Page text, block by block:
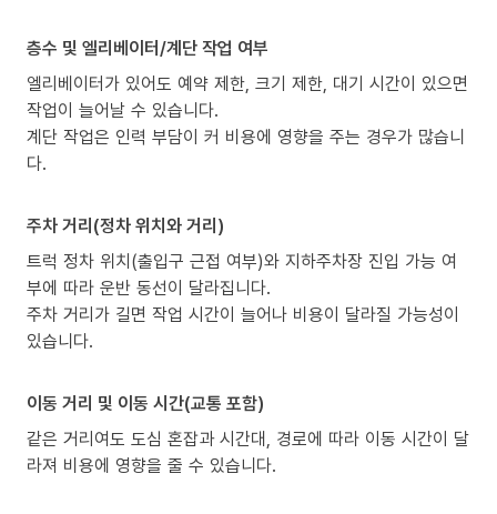
층수 및 엘리베이터/계단 작업 여부
엘리베이터가 있어도 예약 제한, 크기 제한, 대기 시간이 있으면
작업이 늘어날 수 있습니다.
계단 작업은 인력 부담이 커 비용에 영향을 주는 경우가 많습니
다.
주차 거리(정차 위치와 거리)
트럭 정차 위치(출입구 근접 여부)와 지하주차장 진입 가능 여
부에 따라 운반 동선이 달라집니다.
주차 거리가 길면 작업 시간이 늘어나 비용이 달라질 가능성이
있습니다.
이동 거리 및 이동 시간(교통 포함)
같은 거리여도 도심 혼잡과 시간대, 경로에 따라 이동 시간이 달
라져 비용에 영향을 줄 수 있습니다.